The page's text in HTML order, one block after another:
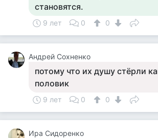
становятся.
9 лет 0 0
Андрей Сохненко
потому что их душу стёрли
половик
9 лет 0 0
Ира Сидоренко